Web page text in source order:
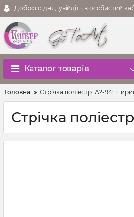
Доброго дня, увійдіть в особистий
Каталог товарів
Головна Стрічка поліестр. А2-94;
Стрічка